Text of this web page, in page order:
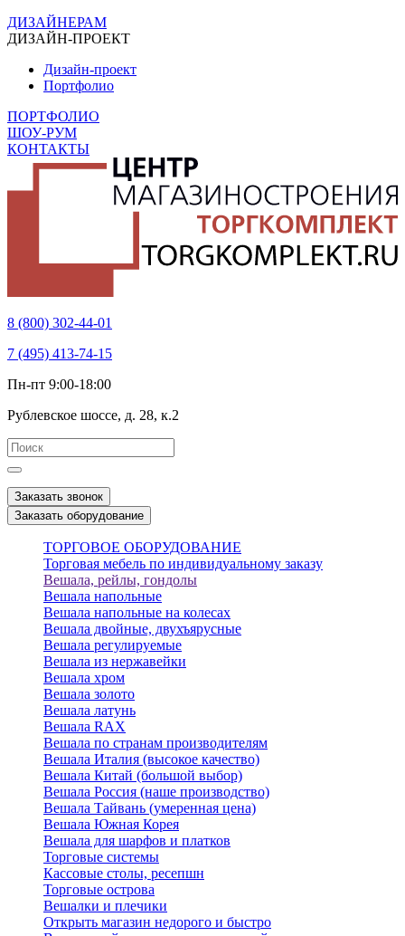
ДИЗАЙНЕРАМ
ДИЗАЙН-ПРОЕКТ
Дизайн-проект
Портфолио
ПОРТФОЛИО
ШОУ-РУМ
КОНТАКТЫ
8 (800) 302-44-01
7 (495) 413-74-15
Пн-пт 9:00-18:00
Рублевское шоссе, д. 28, к.2
Заказать звонок
Заказать оборудование
ТОРГОВОЕ ОБОРУДОВАНИЕ
Торговая мебель по индивидуальному заказу
Вешала, рейлы, гондолы
Вешала напольные
Вешала напольные на колесах
Вешала двойные, двухъярусные
Вешала регулируемые
Вешала из нержавейки
Вешала хром
Вешала золото
Вешала латунь
Вешала RAX
Вешала по странам производителям
Вешала Италия (высокое качество)
Вешала Китай (большой выбор)
Вешала Россия (наше производство)
Вешала Тайвань (умеренная цена)
Вешала Южная Корея
Вешала для шарфов и платков
Торговые системы
Кассовые столы, ресепшн
Торговые острова
Вешалки и плечики
Открыть магазин недорого и быстро